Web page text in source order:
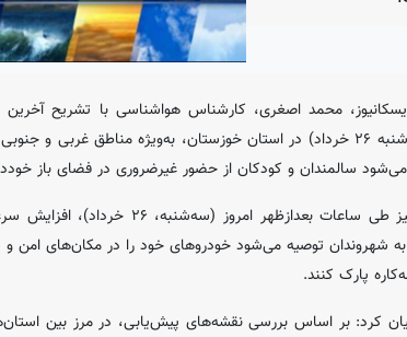
محمد اصغری، کارشناس هواشناسی با تشریح
کشور اظهار کرد: امروز (سه‌شنبه ۲۶ خرداد) در استان خوزستان، به‌ویژه مناطق
می‌شود سالمندان و کودکان از حضور غیرضروری در فضای باز
وی افزود: در شهر تهران نیز طی ساعات بعدازظهر امروز
شهروندان توصیه می‌شود خودروهای خود را در مکان‌های امن و
پارک کنند.
کرد: بر اساس بررسی نقشه‌های پیش‌یابی، در مرز بین